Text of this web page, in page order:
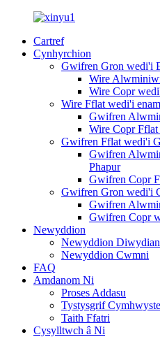
Cartref
Cynhyrchion
Gwifren Gron wedi'i
Wire
Wire Copr
Wire Fflat wedi'i
Gwifren
Wire Copr
Gwifren Fflat wedi'i
Gwifren
Phapur
Gwifren Copr
Gwifren Gron wedi'i
Gwifren
Gwifren Copr
Newyddion
Newyddion
Newyddion Cwmni
FAQ
Amdanom Ni
Proses Addasu
Tystysgrif
Taith Ffatri
Cysylltwch â Ni